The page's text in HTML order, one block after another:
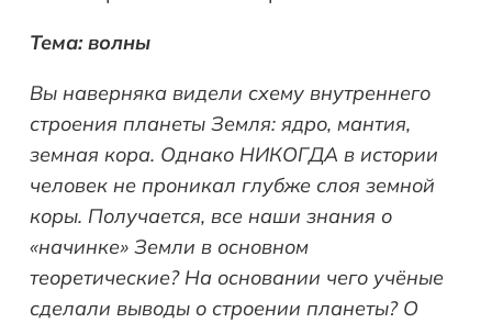
Тема: волны
Вы наверняка видели схему внутреннего
строения планеты Земля: ядро, мантия,
земная кора. Однако НИКОГДА в истории
человек не проникал глубже слоя земной
коры. Получается, все наши знания о
«начинке» Земли в основном
теоретические? На основании чего учёные
сделали выводы о строении планеты? О